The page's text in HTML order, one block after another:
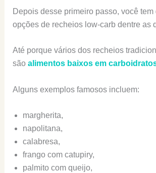
Depois desse primeiro passo, você tem
opções de recheios low-carb dentre as
Até porque vários dos recheios
são alimentos baixos em
Alguns exemplos famosos incluem:
margherita,
napolitana,
calabresa,
frango com catupiry,
palmito com queijo,